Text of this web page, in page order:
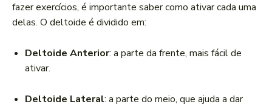
fazer exercícios, é importante saber como ativar cada uma
delas. O deltoide é dividido em:
Deltoide Anterior: a parte da frente, mais fácil de
ativar.
Deltoide Lateral: a parte do meio, que ajuda a dar